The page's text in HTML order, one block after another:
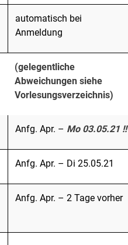
automatisch bei
Anmeldung
(gelegentliche
Abweichungen siehe
Vorlesungsverzeichnis)
Anfg. Apr. – Mo 03.05.21 !!
Anfg. Apr. – Di 25.05.21
Anfg. Apr. – 2 Tage vorher